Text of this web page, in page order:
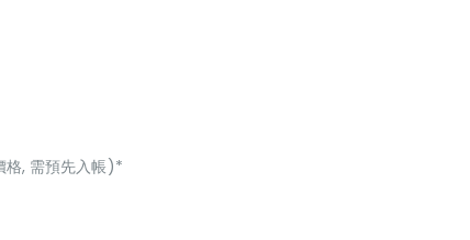
格, 需預先入帳)*